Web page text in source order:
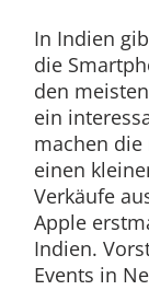
In Indien
die
den
ein
machen
einen
Verkäufe
Apple
Indien.
Events in